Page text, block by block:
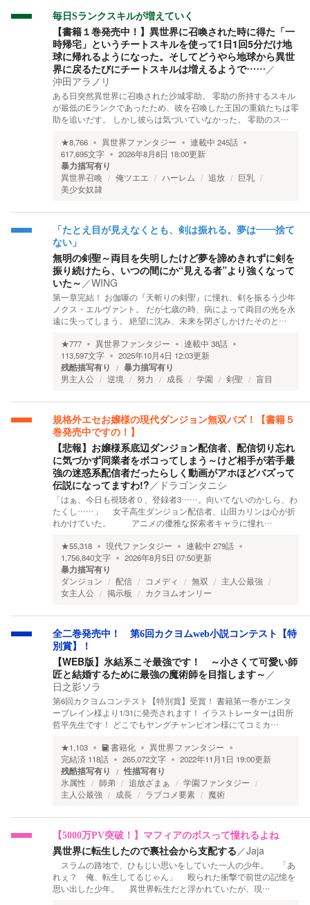
毎日Sランクスキルが増えていく
【書籍１巻発売中！】異世界に召喚された時に得た「一
時帰宅」というチートスキルを使って1日1回5分だけ地
球に帰れるようになった。そしてどうやら地球から異世
界に戻るたびにチートスキルは増えるようで……／
沖田アラノリ
ある日突然異世界に召喚された沙城零助。 零助の所持するスキル
が最低のEランクであったため、彼を召喚した王国の重鎮たちは零
助を追いだす。 しかし彼らは気づいていなかった。 零助のス…
★8,766 異世界ファンタジー 連載中 245話
617,695文字 2026年8月8日 18:00更新
暴力描写有り
異世界召喚 俺ツエエ ハーレム 追放
巨乳
美少女奴隷
「たとえ目が見えなくとも、剣は振れる。夢は――捨て
ない」
無明の剣聖～両目を失明したけど夢を諦めきれずに剣を
振り続けたら、いつの間にか“見える者”より強くなって
いた～ ／WING
第一章完結！ お伽噺の『天斬りの剣聖』に憧れ、剣を振るう少年
ノクス・エルヴァント。 だが七歳の時、病によって両目の光を永
遠に失ってしまう。 絶望に沈み、未来を閉ざしかけたそのと…
★777 異世界ファンタジー 連載中 38話
113,597文字 2025年10月4日 12:03更新
残酷描写有り 暴力描写有り
男主人公 逆境 努力 成長 学園 剣聖 盲目
規格外エセお嬢様の現代ダンジョン無双バズ！【書籍５
巻発売中ですの！】
【悲報】お嬢様系底辺ダンジョン配信者、配信切り忘れ
に気づかず同業者をボコってしまう～けど相手が若手最
強の迷惑系配信者だったらしく動画がアホほどバズって
伝説になってますわ!?／ ドラゴンタニシ
「はぁ、今日も視聴者０、登録者3……。向いてないのかしら、わ
たくし……」 女子高生ダンジョン配信者、山田カリンは心が折
れかけていた。 アニメの優雅な探索者キャラに憧れ…
★55,318 現代ファンタジー 連載中 279話
1,756,840文字 2026年8月5日 07:50更新
暴力描写有り
ダンジョン 配信 コメディ 無双
主人公最強
女主人公
掲示板 カクヨムオンリー
全二巻発売中！ 第6回カクヨムweb小説コンテスト【特
別賞】！
【WEB版】氷結系こそ最強です！ ～小さくて可愛い師
匠と結婚するために最強の魔術師を目指します～ ／
日之影ソラ
第6回カクヨムコンテスト【特別賞】受賞！ 書籍第一巻がエンタ
ーブレイン様より1/31に発売されます！ イラストレーターは田所
哲平先生です！ どこでもヤングチャンピオン様にてコミカ…
★1,103 書籍化
異世界ファンタジー
完結済 118話 265,072文字 2022年11月1日 19:00更新
残酷描写有り 性描写有り
氷属性 師弟 追放ざまぁ
学園ファンタジー
主人公最強
成長 ラブコメ要素 魔術
【5000万PV突破！】マフィアのボスって憧れるよね
異世界に転生したので裏社会から支配する／Jaja
スラムの路地で、ひもじい思いをしていた一人の少年。 「あ
れぇ？ 俺、転生してるじゃん」 殴られた衝撃で前世の記憶を
思い出した少年。 異世界転生だと浮かれていたが、現…